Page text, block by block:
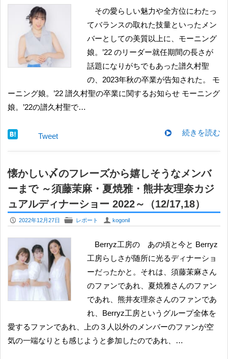
その愛らしい魅力や全方位にわたっ
てバランスの取れた技量といったメン
バーとしての美質以上に、モーニング
娘。’22 のリーダー就任期間の長さが
話題になりがちでもあった譜久村聖
の、2023年秋の卒業が告知された。 ​モ
ーニング娘。’22 譜久村聖の卒業に関するお知らせ モーニング
娘。’22の譜久村聖で…
続きを読む
Tweet
懐かしい〆のフレーズから嬉しそうなメンバ
ーまで ～須藤茉麻・夏焼雅・熊井友理奈カジ
ュアルディナーショー 2022～（12/17,18）
P 2022年12月27日 F レポート U kogonil
Berryz工房の あの頃と今と Berryz
工房らしさが随所に光るディナーショ
ーだったかと。それは、須藤茉麻さん
のファンであれ、夏焼雅さんのファン
であれ、熊井友理奈さんのファンであ
れ、Berryz工房というグループ全体を
愛するファンであれ、上の３人以外のメンバーのファンが空
気の一端なりとも感じようと参加したのであれ、…